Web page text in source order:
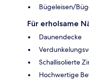
Bügeleisen/
Für erholsame
Daunendecke
Schallisolierte
Hochwertige